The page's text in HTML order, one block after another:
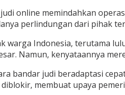
online memindahkan
perlindungan dari pihak
warga Indonesia, terutama
Namun, kenyataannya
bandar judi beradaptasi
membuat upaya